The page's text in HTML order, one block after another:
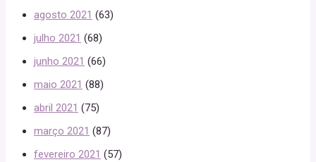
agosto 2021 (63)
julho 2021 (68)
junho 2021 (66)
maio 2021 (88)
abril 2021 (75)
março 2021 (87)
fevereiro 2021 (57)